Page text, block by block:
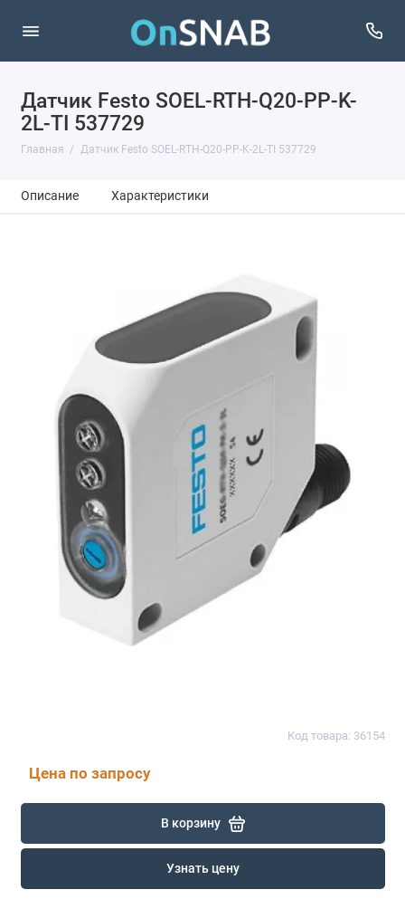
Датчик Festo SOEL-RTH-Q20-PP-K-
2L-TI 537729
Главная Датчик Festo SOEL-RTH-Q20-PP-K-2L-TI 537729
Описание Характеристики
Код товара: 36154
Цена по запросу
В корзину
Узнать цену